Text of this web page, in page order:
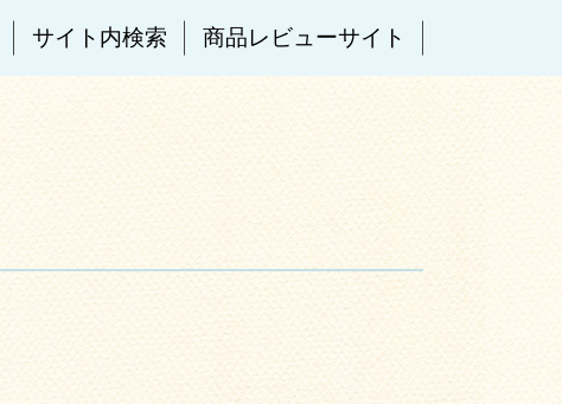
サイト内検索 商品レビューサイト